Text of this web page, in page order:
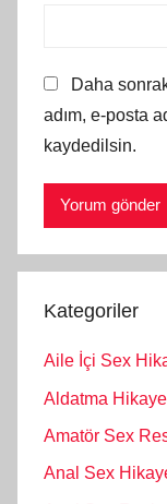
Daha
adım, e-posta
kaydedilsin.
Kategoriler
Aile İçi Sex
Aldatma
Amatör Sex
Anal Sex